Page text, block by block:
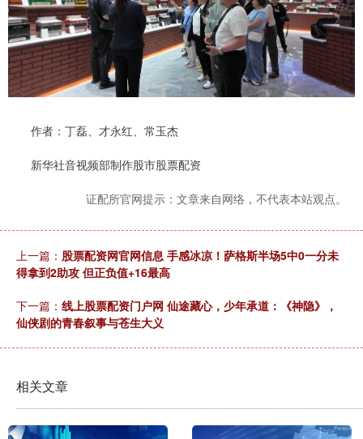
作者：丁磊、才永红、常玉杰
新华社音视频部制作股市股票配资
证配所官网提示：文章来自网络，不代表本站观点。
上一篇： 股票配资网官网信息 手感冰凉！萨格斯半场5中0一分未
得拿到2助攻 但正负值+16最高
下一篇： 线上股票配资门户网 仙途藏心，少年承道：《神隐》，
仙侠剧的青春叙事与苍生大义
相关文章